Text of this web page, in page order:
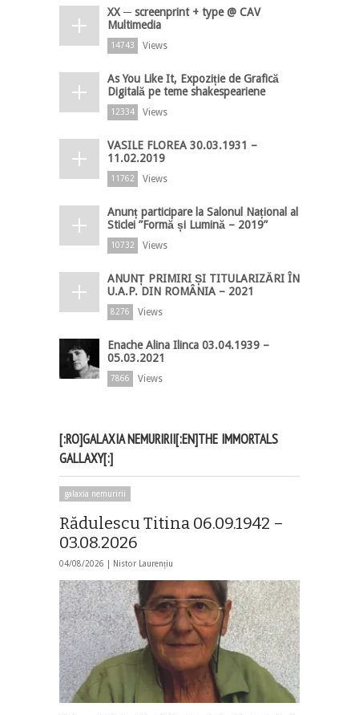
XX ─ screenprint + type @ CAV
Multimedia
14743 Views
As You Like It, Expoziție de Grafică
Digitală pe teme shakespeariene
12334 Views
VASILE FLOREA 30.03.1931 –
11.02.2019
11762 Views
Anunț participare la Salonul Național al
Sticlei ”Formă și Lumină – 2019”
10732 Views
ANUNȚ PRIMIRI ȘI TITULARIZĂRI ÎN
U.A.P. DIN ROMÂNIA – 2021
8276 Views
Enache Alina Ilinca 03.04.1939 –
05.03.2021
7866 Views
[:RO]GALAXIA NEMURIRII[:EN]THE IMMORTALS
GALLAXY[:]
galaxia nemuririi
Rădulescu Titina 06.09.1942 –
03.08.2026
04/08/2026 | Nistor Laurențiu